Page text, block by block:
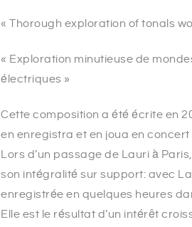
« Thorough exploration of tonals
« Exploration minutieuse de
électriques »
Cette composition a été écrite en
en enregistra et en joua en concert
Lors d’un passage de Lauri à
son intégralité sur support: avec
enregistrée en quelques heures
Elle est le résultat d’un intérêt